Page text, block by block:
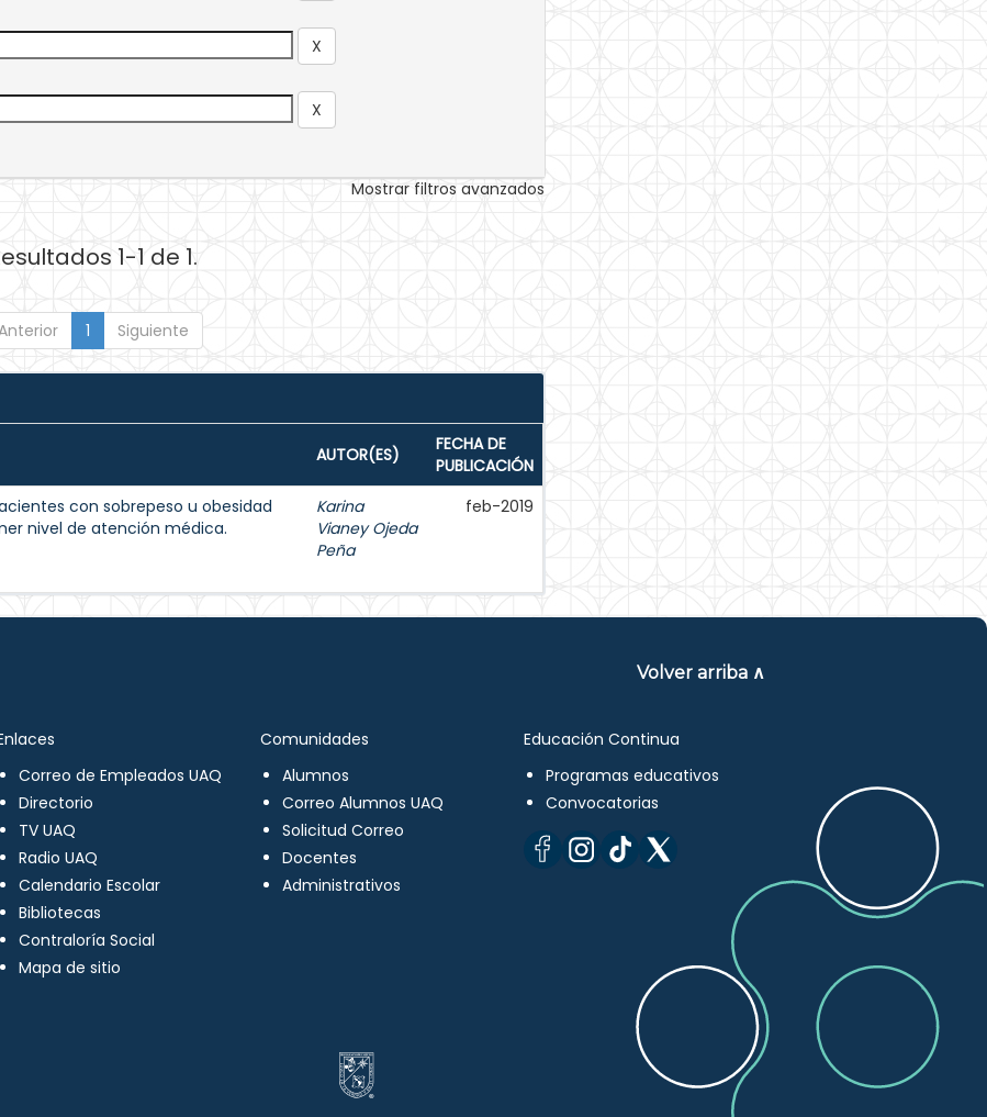
Mostrar filtros avanzados
1-1 de 1.
1 Siguiente
AUTOR(ES)
FECHA DE
PUBLICACIÓN
con sobrepeso u obesidad
nivel de atención médica.
Karina
Vianey Ojeda
Peña
feb-2019
Volver arriba ∧
Correo de Empleados UAQ
Directorio
TV UAQ
Radio UAQ
Calendario Escolar
Bibliotecas
Contraloría Social
Mapa de sitio
Comunidades
Alumnos
Correo Alumnos UAQ
Solicitud Correo
Docentes
Administrativos
Educación Continua
Programas educativos
Convocatorias